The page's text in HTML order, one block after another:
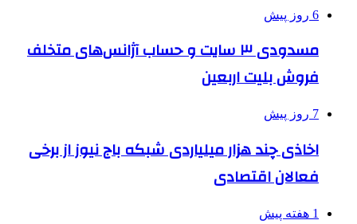
6 روز پیش
مسدودی ۳ سایت و حساب آژانس‌های متخلف
فروش بلیت اربعین
7 روز پیش
اخاذی چند هزار میلیاردی شبکه باج نیوز از برخی
فعالان اقتصادی
1 هفته پیش